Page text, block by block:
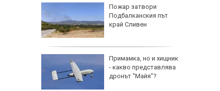
Пожар затвори
Подбалканския път
край Сливен
Примамка, но и хищник
- какво представлява
дронът "Майя"?